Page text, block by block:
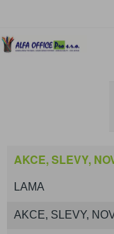
AKCE, SLEVY,
LAMA
AKCE, SLEVY,